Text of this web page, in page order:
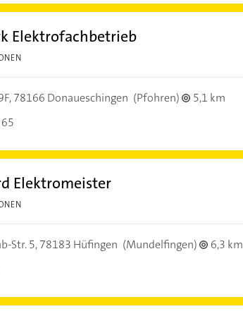
Elektrofachbetrieb
78166 Donaueschingen (Pfohren)
5,1 km
Elektromeister
Str. 5,78183 Hüfingen (Mundelfingen)
6,3 km